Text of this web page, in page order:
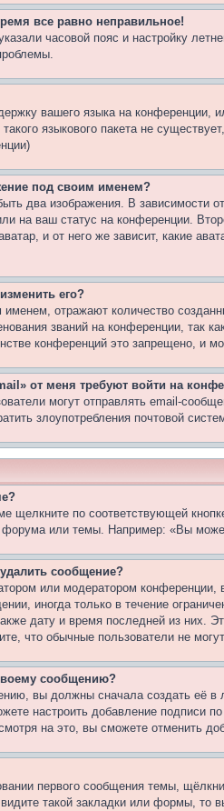
все равно неправильное!
часовой пояс и настройку
вашего языка на конференции,
языкового пакета не
под своим именем?
два изображения. В зависимости
на ваш статус на конференции.
и от него же зависит, какие
его?
отражают количество
званий на конференции, так
конференций это запрещено, и
от меня требуют войти на
могут отправлять email-
злоупотребления почтовой
щелкните по соответствующей
форума или темы. Например: «Вы
сообщение?
или модератором
иногда только в течение
дату и время последней из них.
что обычные пользователи не
сообщению?
вы должны сначала создать её
настроить добавление подписи
на это, вы сможете отменить
первого сообщения темы,
такой закладки или формы, то